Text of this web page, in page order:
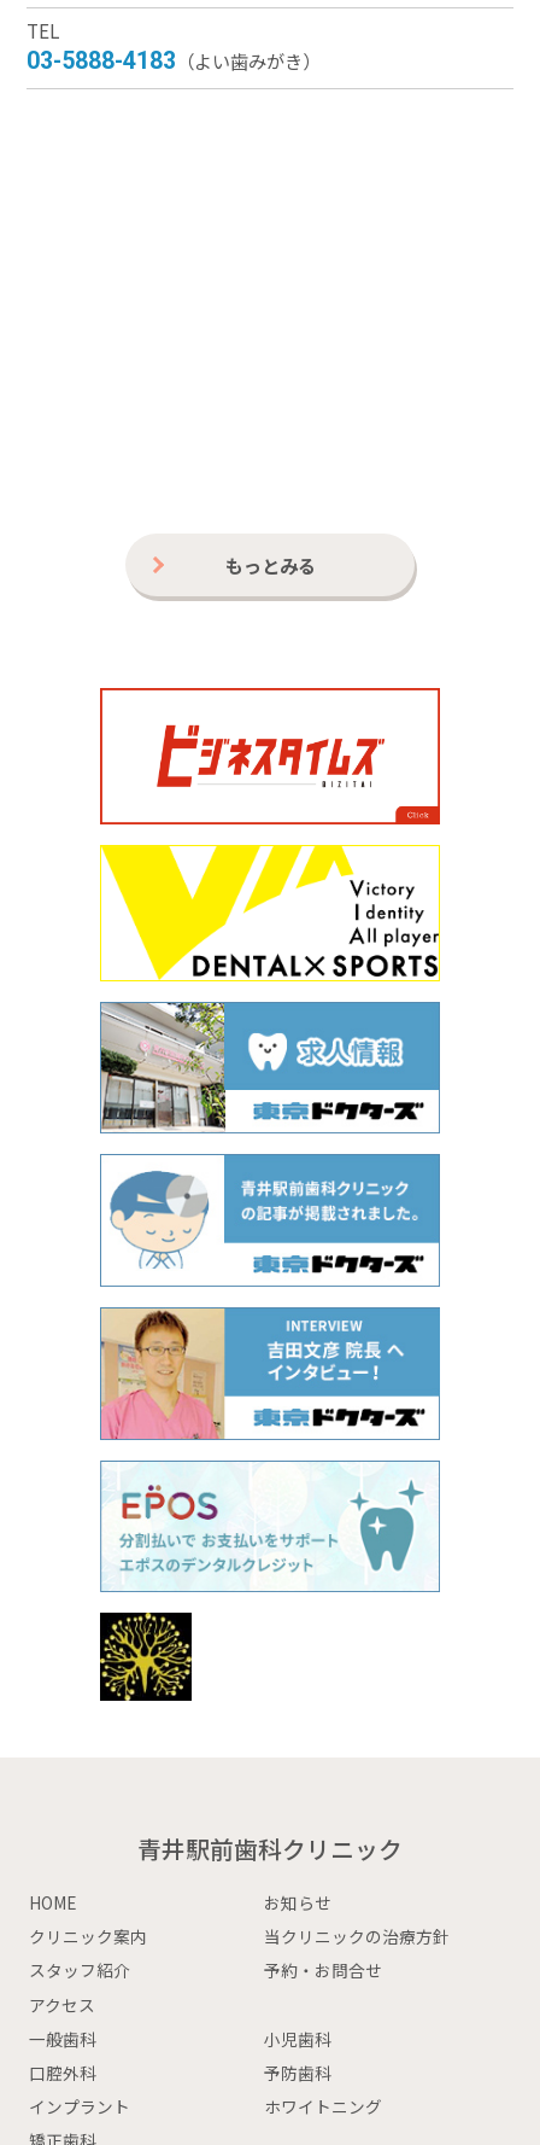
TEL
03-5888-4183 （よい歯みがき）
もっとみる
青井駅前歯科クリニック
HOME
お知らせ
クリニック案内
当クリニックの治療方針
スタッフ紹介
予約・お問合せ
アクセス
一般歯科
小児歯科
口腔外科
予防歯科
インプラント
ホワイトニング
矯正歯科